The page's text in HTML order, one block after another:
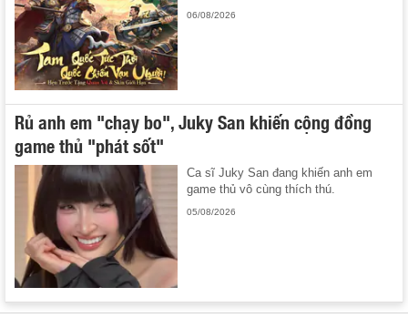
06/08/2026
Rủ anh em "chạy bo", Juky San khiến cộng đồng
game thủ "phát sốt"
Ca sĩ Juky San đang khiến anh em
game thủ vô cùng thích thú.
05/08/2026